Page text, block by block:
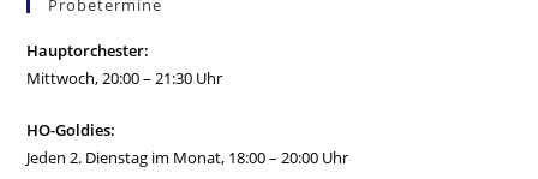
Probetermine
Hauptorchester:
Mittwoch, 20:00 – 21:30 Uhr
HO-Goldies:
Jeden 2. Dienstag im Monat, 18:00 – 20:00 Uhr